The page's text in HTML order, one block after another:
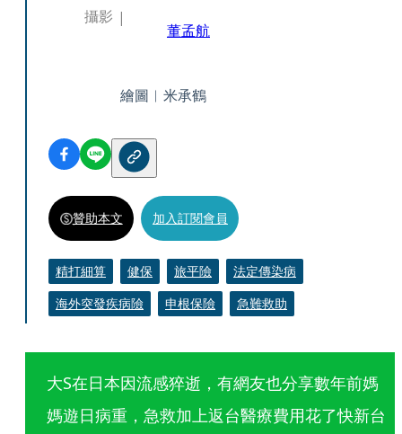
攝影
董孟航
繪圖︱米承鶴
贊助本文 加入訂閱會員
精打細算 健保 旅平險
法定傳染病
海外突發疾病險
申根保險 急難救助
大S在日本因流感猝逝，有網友也分享數年前媽
媽遊日病重，急救加上返台醫療費用花了快新台